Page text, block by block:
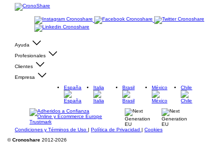
Ayuda
Profesionales
Clientes
Empresa
España
Italia Brasil México Chile
Condiciones y Términos de Uso | Política de Privacidad | Cookies
©Cronoshare 2012-2026